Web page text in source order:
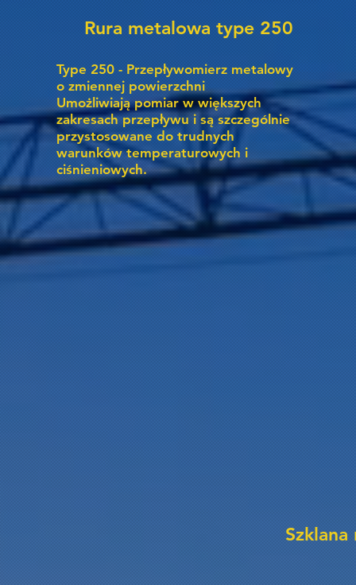
Rura metalowa type 250
Type 250 - Przepływomierz metalowy
o zmiennej powierzchni
Umożliwiają pomiar w większych
zakresach przepływu i są szczególnie
przystosowane do trudnych
warunków temperaturowych i
ciśnieniowych.